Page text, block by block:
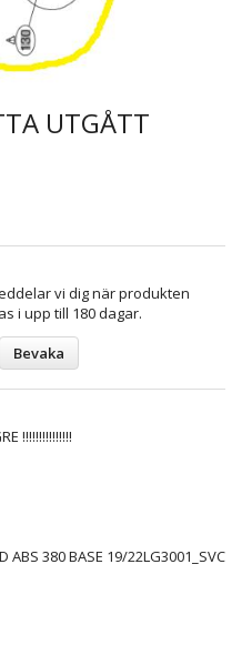
UTGÅTT
vi dig när produkten
i upp till 180 dagar.
Bevaka
!!!!!!!!!!!!!!!
ABS 380 BASE 19/22LG3001_SVC